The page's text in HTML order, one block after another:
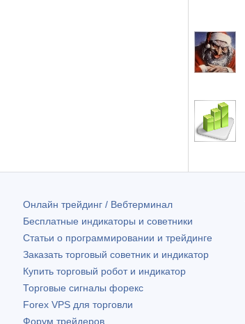
Онлайн трейдинг / Вебтерминал
Бесплатные индикаторы и советники
Статьи о программировании и трейдинге
Заказать торговый советник и индикатор
Купить торговый робот и индикатор
Торговые сигналы форекс
Forex VPS для торговли
Форум трейдеров